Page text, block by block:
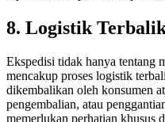
8. Logistik
Ekspedisi tidak hanya tentang
mencakup proses logistik
dikembalikan oleh konsumen
pengembalian, atau
memerlukan perhatian khusus